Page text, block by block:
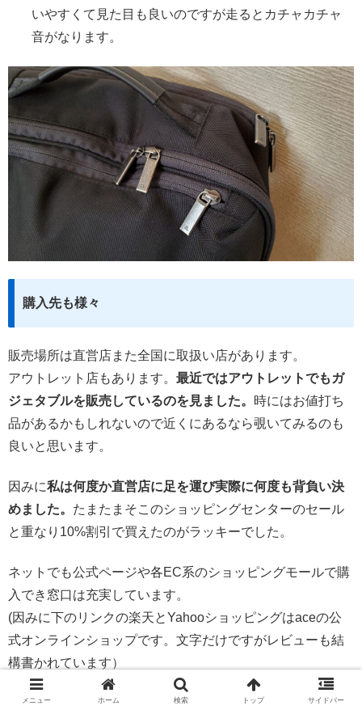
いやすくて見た目も良いのですが走るとカチャカチャ
音がなります。
購入先も様々
販売場所は直営店また全国に取扱い店があります。
アウトレット店もあります。 最近ではアウトレットでもガ
ジェタブルを販売しているのを見ました。 時にはお値打ち
品があるかもしれないので近くにあるなら覗いてみるのも
良いと思います。
因みに私は何度か直営店に足を運び実際に何度も背負い決
めました。 たまたまそこのショッピングセンターのセール
と重なり10%割引で買えたのがラッキーでした。
ネットでも公式ページや各EC系のショッピングモールで購
入でき窓口は充実しています。
(因みに下のリンクの楽天とYahooショッピングはaceの公
式オンラインショップです。文字だけですがレビューも結
構書かれています）
メニュー ホーム 検索 トップ サイドバー